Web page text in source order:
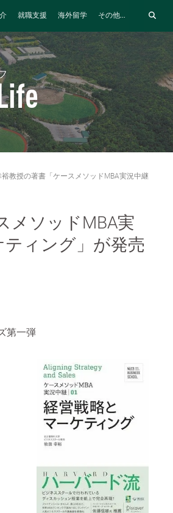
就職支援 海外留学 その他...
裕教授の著書「ケースメソッドMBA実況中継 01 経
メソッドMBA実
ィング」が発売
第一弾